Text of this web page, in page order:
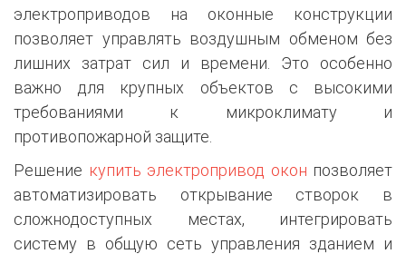
электроприводов на оконные конструкции
позволяет управлять воздушным обменом без
лишних затрат сил и времени. Это особенно
важно для крупных объектов с высокими
требованиями к микроклимату и
противопожарной защите.
Решение купить электропривод окон позволяет
автоматизировать открывание створок в
сложнодоступных местах, интегрировать
систему в общую сеть управления зданием и